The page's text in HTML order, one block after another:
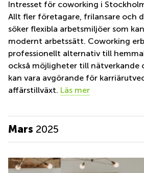
Intresset för coworking i
Allt fler företagare, frilansare och
söker flexibla arbetsmiljöer som
modernt arbetssätt. Coworking
professionellt alternativ till
också möjligheter till nätverkande
kan vara avgörande för
affärstillväxt. Läs mer
Mars 2025